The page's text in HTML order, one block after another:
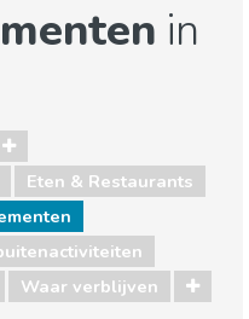
in
Eten & Restaurants
Waar verblijven